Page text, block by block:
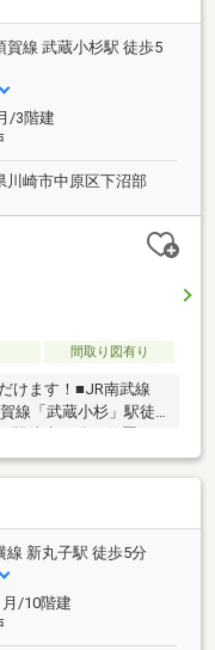
心の防犯対策■ペッ
平米の広々アルコー
メートル・約10.47
賀線 武蔵小杉駅 徒歩5
/3階建
川崎市中原区下沼部
間取り図有り
けます！■JR南武線
線「武蔵小杉」駅徒
小杉徒歩10分、武蔵
で便利にお使いいた
やスーパーもあり日
立地ですが前面道路
ォーム履歴あり
替え、クロス貼替
面化粧台・トイレ新
家具の配置がしやす
しいただけます。
線 新丸子駅 徒歩5分
/10階建